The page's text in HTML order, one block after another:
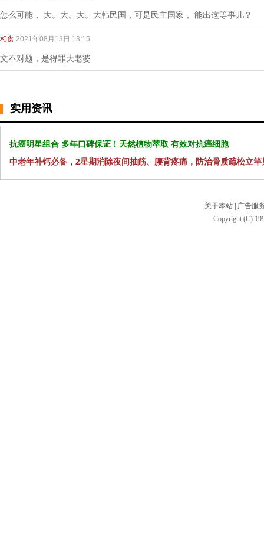
怎么可能， 大。大。大。大韩民国，可是民主国家， 能出这等事儿？
相食 2021年08月13日 13:15
文不对题，是得罪大老婆
实用资讯
抗癌明星组合 多年口碑保证！天然植物萃取 有效对抗癌细胞
中老年补钙必备，2星期消除夜间抽筋、腰背疼痛，防治骨质疏松立竿
关于本站
广告服
Copyright (C)